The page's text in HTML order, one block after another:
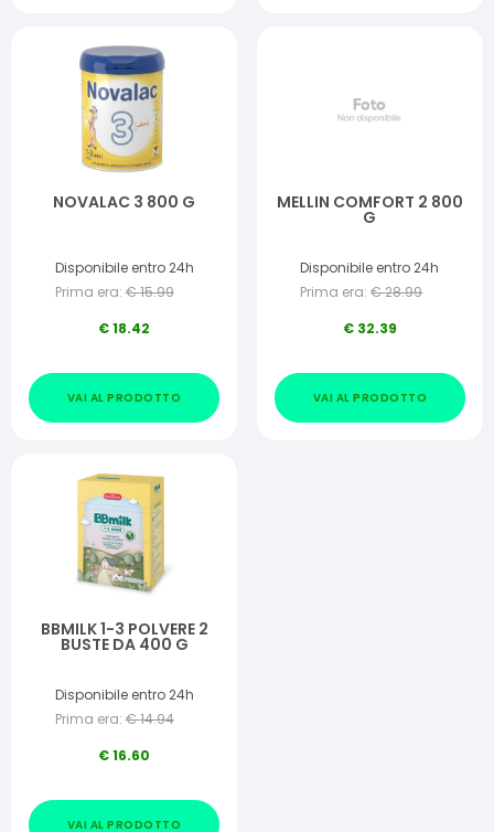
NOVALAC 3 800 G
Disponibile entro 24h
Prima era: €15.99
€18.42
VAI AL PRODOTTO
MELLIN COMFORT 2 800
G
Disponibile entro 24h
Prima era: €28.99
€ 32.39
VAI AL PRODOTTO
BBMILK 1-3 POLVERE 2
BUSTE DA 400 G
Disponibile entro 24h
Prima era: €14.94
€16.60
VAI AL PRODOTTO